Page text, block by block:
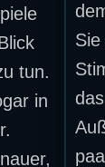
tun.
in